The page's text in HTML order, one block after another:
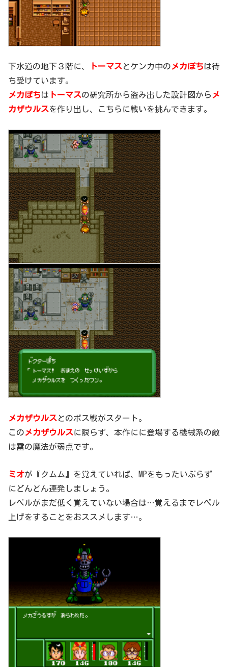
下水道の地下３階に、 トーマスとケンカ中のメカぽちは待
ち受けています。
メカぽちは トーマスの研究所から盗み出した設計図から メ
カザウルスを作り出し、こちらに戦いを挑んできます。
メカザウルス とのボス戦がスタート。
この メカザウルスに限らず、本作にに登場する機械系の敵
は雷の魔法が弱点です。
ミオが『クムム』を覚えていれば、MPをもったいぶらず
にどんどん連発しましょう。
レベルがまだ低く覚えていない場合は…覚えるまでレベル
上げをすることをおススメします…。